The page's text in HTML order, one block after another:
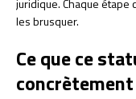
juridique. Chaque étape
les brusquer.
Ce que ce
concrètement